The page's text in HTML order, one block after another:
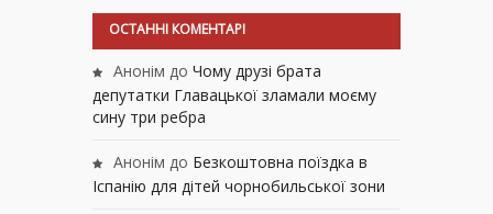
ОСТАННІ КОМЕНТАРІ
Анонім до Чому друзі брата
депутатки Главацької зламали моєму
сину три ребра
Анонім до Безкоштовна поїздка в
Іспанію для дітей чорнобильської зони